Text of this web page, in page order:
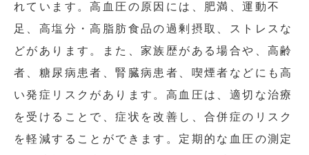
れています。高血圧の原因には、肥満、運動不
足、高塩分・高脂肪食品の過剰摂取、ストレスな
どがあります。また、家族歴がある場合や、高齢
者、糖尿病患者、腎臓病患者、喫煙者などにも高
い発症リスクがあります。高血圧は、適切な治療
を受けることで、症状を改善し、合併症のリスク
を軽減することができます。定期的な血圧の測定